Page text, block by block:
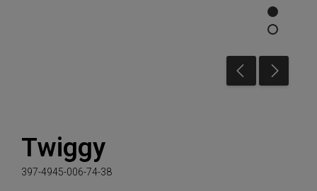
Twiggy
397-4945-006-74-38